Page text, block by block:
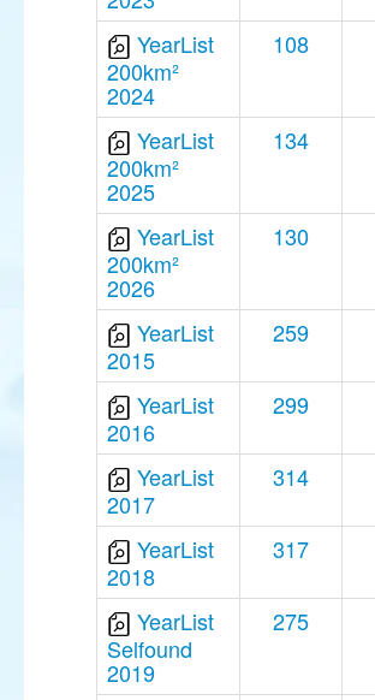
YearList
200km²
2024
108
YearList
200km²
2025
134
YearList
200km²
2026
130
YearList
2015
259
YearList
2016
299
YearList
2017
314
YearList
2018
317
YearList
Selfound
2019
275